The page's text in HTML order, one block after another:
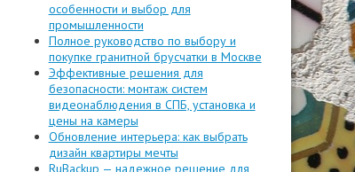
особенности и выбор для
промышленности
Полное руководство по выбору и
покупке гранитной брусчатки в Москве
Эффективные решения для
безопасности: монтаж систем
видеонаблюдения в СПБ, установка и
цены на камеры
Обновление интерьера: как выбрать
дизайн квартиры мечты
RuBackup — надежное решение для